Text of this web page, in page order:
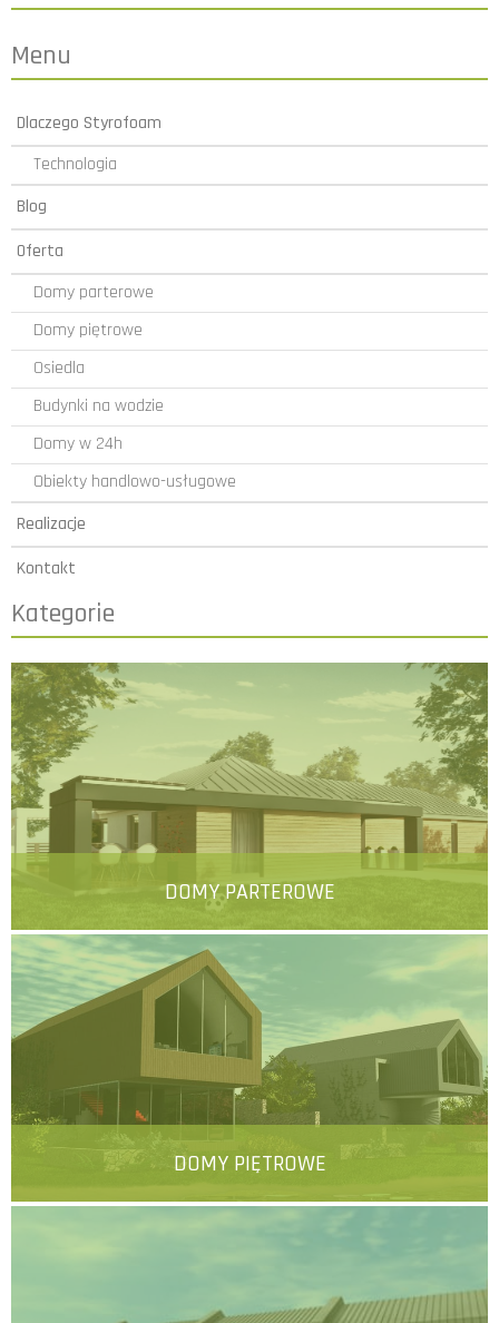
Menu
Dlaczego Styrofoam
Technologia
Blog
Oferta
Domy parterowe
Domy piętrowe
Osiedla
Budynki na wodzie
Domy w 24h
Obiekty handlowo-usługowe
Realizacje
Kontakt
Kategorie
DOMY PARTEROWE
DOMY PIĘTROWE